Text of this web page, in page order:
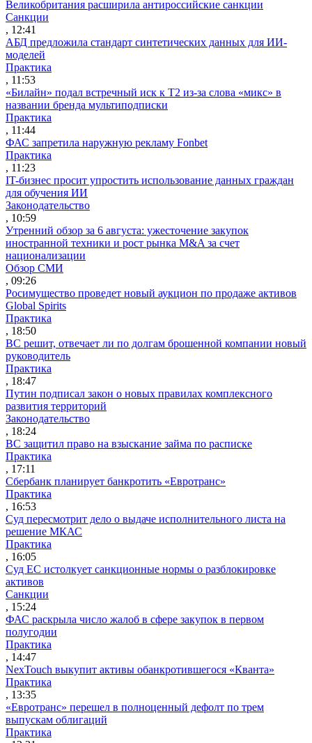
Великобритания расширила антироссийские санкции
Санкции
, 12:41
АБД предложила стандарт синтетических данных для ИИ-
моделей
Практика
, 11:53
«Билайн» подал встречный иск к Т2 из-за слова «микс» в
названии бренда мультиподписки
Практика
, 11:44
ФАС запретила наружную рекламу Fonbet
Практика
, 11:23
IT-бизнес просит упростить использование данных граждан
для обучения ИИ
Законодательство
, 10:59
Утренний обзор за 6 августа: ужесточение закупок
иностранной техники и рост рынка M&A за счет
национализации
Обзор СМИ
, 09:26
Росимущество проведет новый аукцион по продаже активов
Global Spirits
Практика
, 18:50
ВС решит, отвечает ли по долгам брошенной компании новый
руководитель
Практика
, 18:47
Путин подписал закон о новых правилах комплексного
развития территорий
Законодательство
, 18:24
ВС защитил право на взыскание займа по расписке
Практика
, 17:11
Сбербанк планирует банкротить «Евротранс»
Практика
, 16:53
Суд пересмотрит дело о выдаче исполнительного листа на
решение МКАС
Практика
, 16:05
Суд ЕС истолкует санкционные нормы о разблокировке
активов
Санкции
, 15:24
ФАС раскрыла число жалоб в сфере закупок в первом
полугодии
Практика
, 14:47
NexTouch выкупит активы обанкротившегося «Кванта»
Практика
, 13:35
«Евротранс» перешел в полноценный дефолт по трем
выпускам облигаций
Практика